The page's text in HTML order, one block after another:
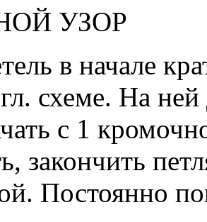
УЗОР
в начале
схеме. На
с 1
закончить
Постоянно